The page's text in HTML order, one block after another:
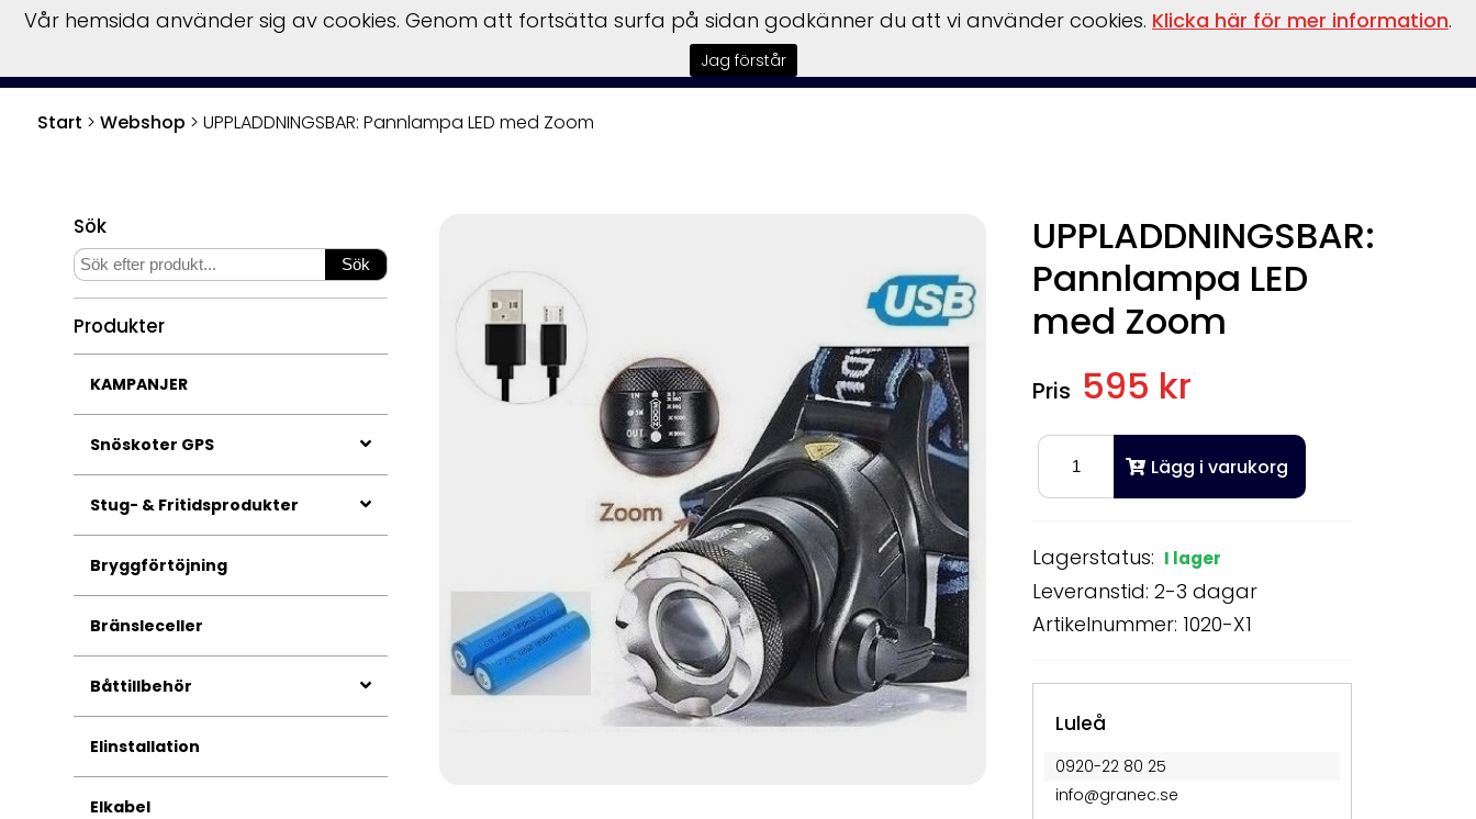
Motorer Trailer
Start > Webshop > UPPLADDNINGSBAR: Pannlampa LED med Zoom
Sök
Produkter
KAMPANJER
Snöskoter GPS
Stug- & Fritidsprodukter
Bryggförtöjning
Bränsleceller
Båttillbehör
Elinstallation
Elkabel
UPPLADDNINGSBAR:
Pannlampa LED
med Zoom
595 kr
Lägg i varukorg
Lagerstatus: I lager
Leveranstid: 2-3 dagar
Artikelnummer: 1020-X1
Luleå
0920-22 80 25
info@granec.se
Vår hemsida använder sig av cookies. Genom att fortsätta surfa på sidan godkänner du att vi använder cookies. Klicka här för mer information.
Jag förstår